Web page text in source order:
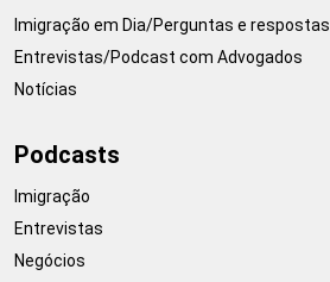
Imigração em Dia/Perguntas e respostas
Entrevistas/Podcast com Advogados
Notícias
Podcasts
Imigração
Entrevistas
Negócios